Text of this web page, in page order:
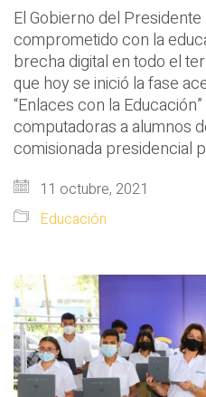
El Gobierno del
comprometido con la
brecha digital en todo el
que hoy se inició la fase
“Enlaces con la
computadoras a alumnos
comisionada presidencial
11 octubre, 2021
Educación